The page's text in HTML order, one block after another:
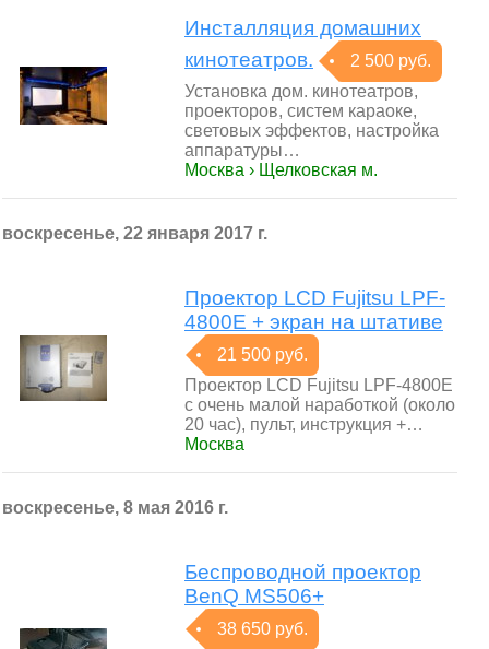
Инсталляция домашних
кинотеатров.
2 500 руб.
Установка дом. кинотеатров,
проекторов, систем караоке,
световых эффектов, настройка
аппаратуры…
Москва › Щелковская м.
воскресенье, 22 января 2017 г.
Проектор LCD Fujitsu LPF-
4800E + экран на штативе
21 500 руб.
Проектор LCD Fujitsu LPF-4800E
с очень малой наработкой (около
20 час), пульт, инструкция +…
Москва
воскресенье, 8 мая 2016 г.
Беспроводной проектор
BenQ MS506+
38 650 руб.